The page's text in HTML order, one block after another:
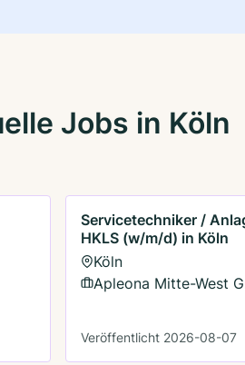
Jobs in Köln
Servicetechniker /
HKLS (w/m/d) in Köln
Köln
Apleona Mitte-West
Veröffentlicht 2026-08-07